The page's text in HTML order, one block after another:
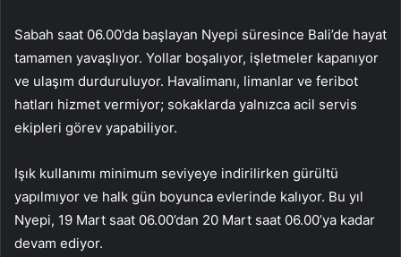
Sabah saat 06.00’da başlayan Nyepi süresince Bali’de hayat
tamamen yavaşlıyor. Yollar boşalıyor, işletmeler kapanıyor
ve ulaşım durduruluyor. Havalimanı, limanlar ve feribot
hatları hizmet vermiyor; sokaklarda yalnızca acil servis
ekipleri görev yapabiliyor.
Işık kullanımı minimum seviyeye indirilirken gürültü
yapılmıyor ve halk gün boyunca evlerinde kalıyor. Bu yıl
Nyepi, 19 Mart saat 06.00’dan 20 Mart saat 06.00’ya kadar
devam ediyor.